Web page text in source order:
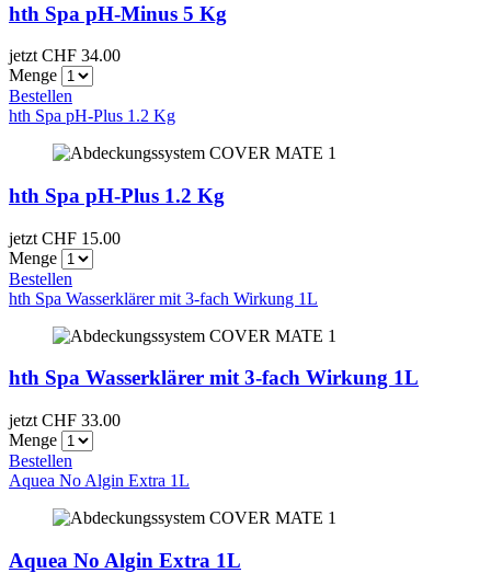
hth Spa pH-Minus 5 Kg
jetzt CHF 34.00
Menge
Bestellen
hth Spa pH-Plus 1.2 Kg
hth Spa pH-Plus 1.2 Kg
jetzt CHF 15.00
Menge
Bestellen
hth Spa Wasserklärer mit 3-fach Wirkung 1L
hth Spa Wasserklärer mit 3-fach Wirkung 1L
jetzt CHF 33.00
Menge
Bestellen
Aquea No Algin Extra 1L
Aquea No Algin Extra 1L